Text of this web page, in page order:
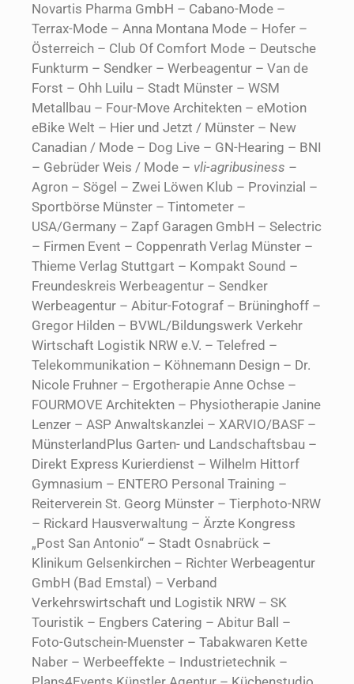
Novartis Pharma GmbH – Cabano-Mode –
Terrax-Mode – Anna Montana Mode – Hofer –
Österreich – Club Of Comfort Mode – Deutsche
Funkturm – Sendker – Werbeagentur – Van de
Forst – Ohh Luilu – Stadt Münster – WSM
Metallbau – Four-Move Architekten – eMotion
eBike Welt – Hier und Jetzt / Münster – New
Canadian / Mode – Dog Live – GN-Hearing – BNI
– Gebrüder Weis / Mode – vli-agribusiness –
Agron – Sögel – Zwei Löwen Klub – Provinzial –
Sportbörse Münster – Tintometer –
USA/Germany – Zapf Garagen GmbH – Selectric
– Firmen Event – Coppenrath Verlag Münster –
Thieme Verlag Stuttgart – Kompakt Sound –
Freundeskreis Werbeagentur – Sendker
Werbeagentur – Abitur-Fotograf – Brüninghoff –
Gregor Hilden – BVWL/Bildungswerk Verkehr
Wirtschaft Logistik NRW e.V. – Telefred –
Telekommunikation – Köhnemann Design – Dr.
Nicole Fruhner – Ergotherapie Anne Ochse –
FOURMOVE Architekten – Physiotherapie Janine
Lenzer – ASP Anwaltskanzlei – XARVIO/BASF –
MünsterlandPlus Garten- und Landschaftsbau –
Direkt Express Kurierdienst – Wilhelm Hittorf
Gymnasium – ENTERO Personal Training –
Reiterverein St. Georg Münster – Tierphoto-NRW
– Rickard Hausverwaltung – Ärzte Kongress
„Post San Antonio“ – Stadt Osnabrück –
Klinikum Gelsenkirchen – Richter Werbeagentur
GmbH (Bad Emstal) – Verband
Verkehrswirtschaft und Logistik NRW – SK
Touristik – Engbers Catering – Abitur Ball –
Foto-Gutschein-Muenster – Tabakwaren Kette
Naber – Werbeeffekte – Industrietechnik –